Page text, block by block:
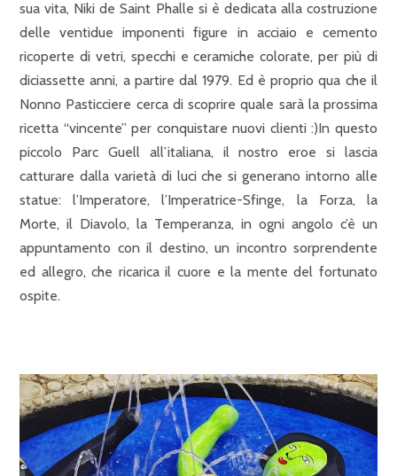
sua vita, Niki de Saint Phalle si è dedicata alla costruzione
delle ventidue imponenti figure in acciaio e cemento
ricoperte di vetri, specchi e ceramiche colorate, per più di
diciassette anni, a partire dal 1979. Ed è proprio qua che il
Nonno Pasticciere cerca di scoprire quale sarà la prossima
ricetta “vincente” per conquistare nuovi clienti :)In questo
piccolo Parc Guell all’italiana, il nostro eroe si lascia
catturare dalla varietà di luci che si generano intorno alle
statue: l’Imperatore, l’Imperatrice-Sfinge, la Forza, la
Morte, il Diavolo, la Temperanza, in ogni angolo c’è un
appuntamento con il destino, un incontro sorprendente
ed allegro, che ricarica il cuore e la mente del fortunato
ospite.